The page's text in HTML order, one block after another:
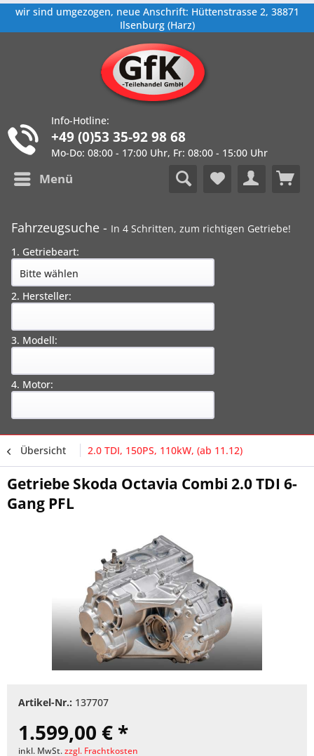
wir sind umgezogen, neue Anschrift: Hüttenstrasse 2, 38871
Ilsenburg (Harz)
Info-Hotline:
+49 (0)53 35-92 98 68
Mo-Do: 08:00 - 17:00 Uhr, Fr: 08:00 - 15:00 Uhr
Menü
Fahrzeugsuche - In 4 Schritten, zum richtigen Getriebe!
1. Getriebeart:
2. Hersteller:
3. Modell:
4. Motor:
Übersicht 2.0 TDI, 150PS, 110kW, (ab 11.12)
Getriebe Skoda Octavia Combi 2.0 TDI 6-
Gang PFL
Artikel-Nr.: 137707
1.599,00 € *
inkl. MwSt.zzgl. Frachtkosten